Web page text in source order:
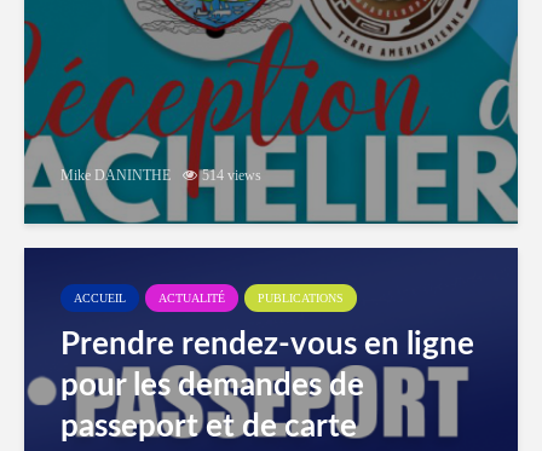
Mike DANINTHE 514 views
ACCUEIL ACTUALITÉ PUBLICATIONS
Prendre rendez-vous en ligne
pour les demandes de
passeport et de carte